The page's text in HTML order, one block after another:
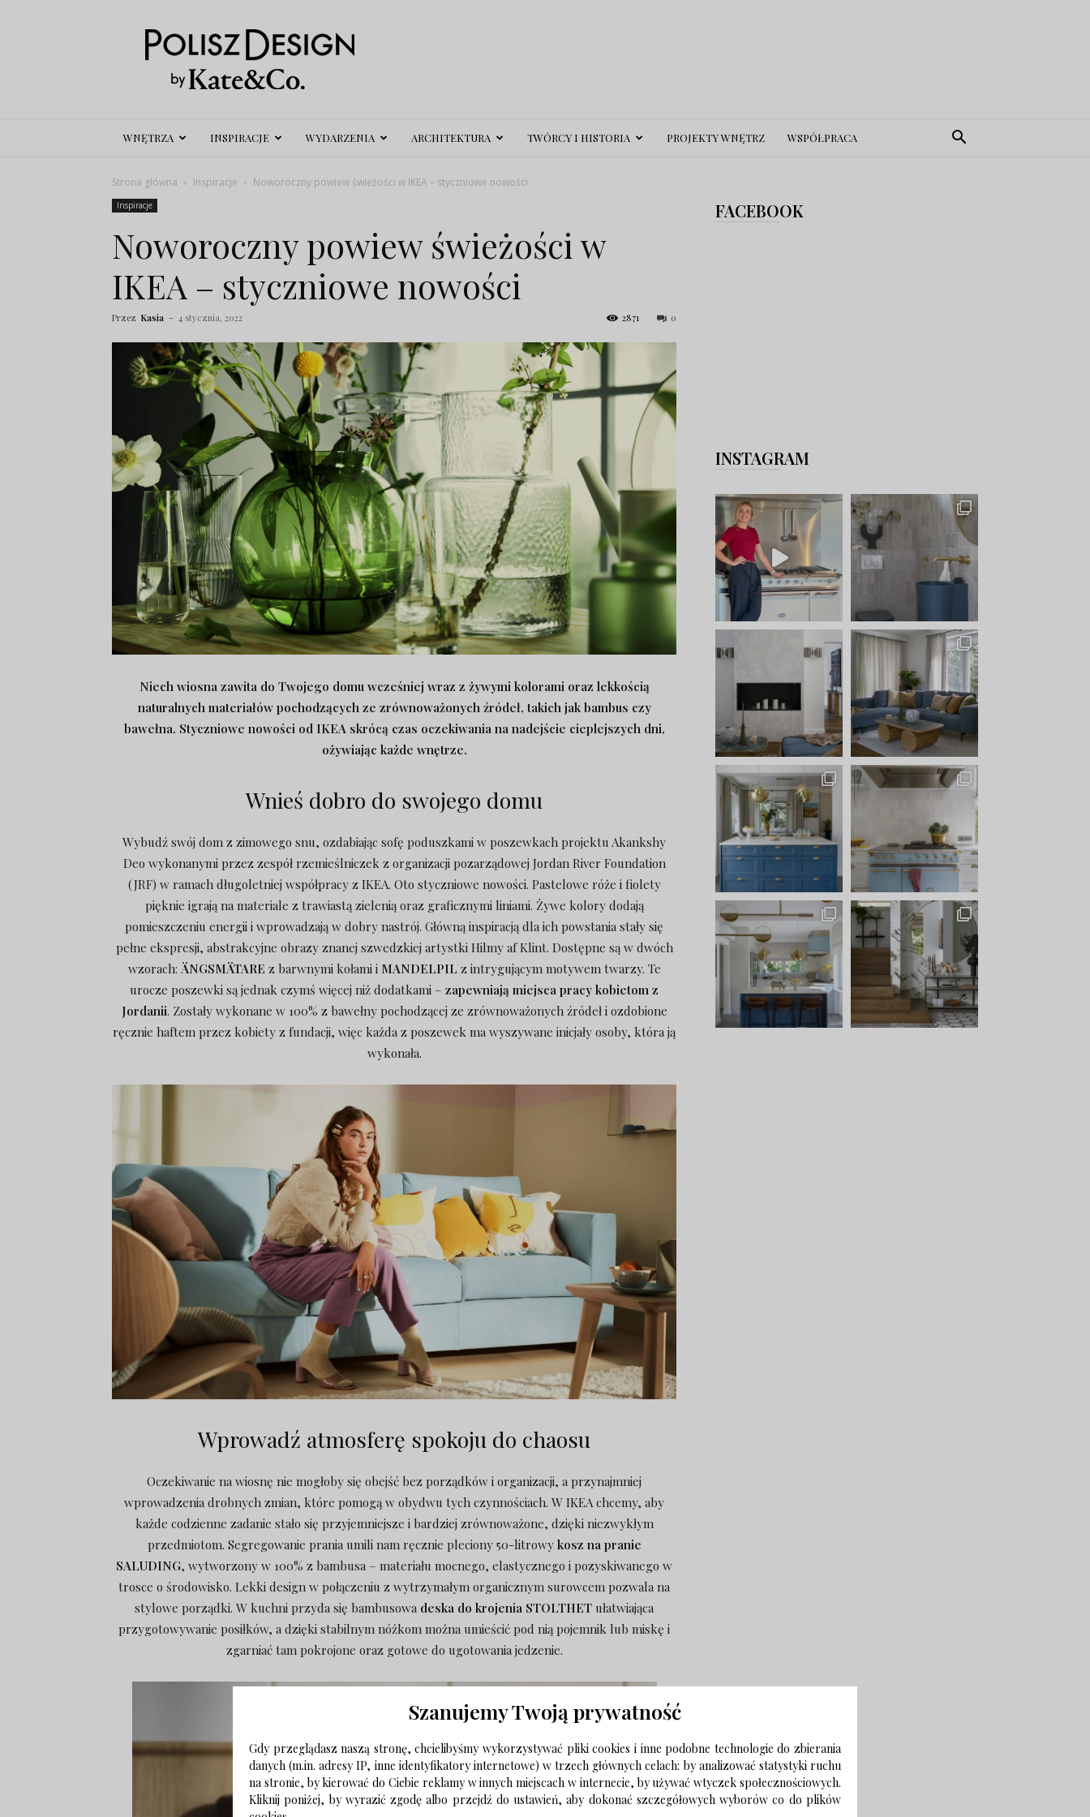
Polisz
Design
WNĘTRZA INSPIRACJE WYDARZENIA ARCHITEKTURA TWÓRCY I HISTORIA PROJEKTY WNĘTRZ WSPÓŁPRACA
Strona główna Inspiracje Noworoczny powiew świeżości w IKEA – styczniowe nowości
Inspiracje
Noworoczny powiew świeżości w
IKEA – styczniowe nowości
Przez Kasia - 4 stycznia, 2022 0
2871
Niech wiosna zawita do Twojego domu wcześniej wraz z żywymi kolorami oraz lekkością
naturalnych materiałów pochodzących ze zrównoważonych źródeł, takich jak bambus czy
bawełna. Styczniowe nowości od IKEA skrócą czas oczekiwania na nadejście cieplejszych dni,
ożywiając każde wnętrze.
Wnieś dobro do swojego domu
Wybudź swój dom z zimowego snu, ozdabiając sofę poduszkami w poszewkach projektu Akankshy
Deo wykonanymi przez zespół rzemieślniczek z organizacji pozarządowej Jordan River Foundation
(JRF) w ramach długoletniej współpracy z IKEA. Oto styczniowe nowości. Pastelowe róże i fiolety
pięknie igrają na materiale z trawiastą zielenią oraz graficznymi liniami. Żywe kolory dodają
pomieszczeniu energii i wprowadzają w dobry nastrój. Główną inspiracją dla ich powstania stały się
pełne ekspresji, abstrakcyjne obrazy znanej szwedzkiej artystki Hilmy af Klint. Dostępne są w dwóch
wzorach: ÄNGSMÄTARE z barwnymi kołami i MANDELPIL z intrygującym motywem twarzy. Te
urocze poszewki są jednak czymś więcej niż dodatkami – zapewniają miejsca pracy kobietom z
Jordanii. Zostały wykonane w 100% z bawełny pochodzącej ze zrównoważonych źródeł i ozdobione
ręcznie haftem przez kobiety z fundacji, więc każda z poszewek ma wyszywane inicjały osoby, która ją
wykonała.
Wprowadź atmosferę spokoju do chaosu
Oczekiwanie na wiosnę nie mogłoby się obejść bez porządków i organizacji, a przynajmniej
wprowadzenia drobnych zmian, które pomogą w obydwu tych czynnościach. W IKEA chcemy, aby
każde codzienne zadanie stało się przyjemniejsze i bardziej zrównoważone, dzięki niezwykłym
przedmiotom. Segregowanie prania umili nam ręcznie pleciony 50-litrowy kosz na pranie
SALUDING, wytworzony w 100% z bambusa – materiału mocnego, elastycznego i pozyskiwanego w
trosce o środowisko. Lekki design w połączeniu z wytrzymałym organicznym surowcem pozwala na
stylowe porządki. W kuchni przyda się bambusowa deska do krojenia STOLTHET ułatwiająca
przygotowywanie posiłków, a dzięki stabilnym nóżkom można umieścić pod nią pojemnik lub miskę i
zgarniać tam pokrojone oraz gotowe do ugotowania jedzenie.
FACEBOOK
INSTAGRAM
Szanujemy Twoją prywatność
Gdy przeglądasz naszą stronę, chcielibyśmy wykorzystywać pliki cookies i inne podobne technologie do zbierania
danych (m.in. adresy IP, inne identyfikatory internetowe) w trzech głównych celach: by analizować statystyki ruchu
na stronie, by kierować do Ciebie reklamy w innych miejscach w internecie, by używać wtyczek społecznościowych.
Kliknij poniżej, by wyrazić zgodę albo przejdź do ustawień, aby dokonać szczegółowych wyborów co do plików